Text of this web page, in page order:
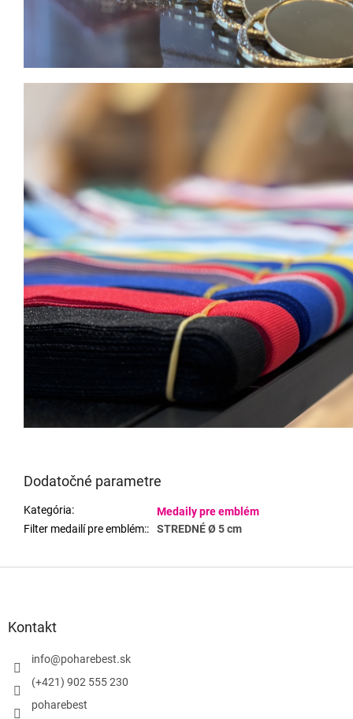
Dodatočné parametre
Kategória:
Medaily pre emblém
Filter medailí pre emblém:: STREDNÉ Ø 5 cm
Kontakt
info@poharebest.sk
(+421) 902 555 230
poharebest